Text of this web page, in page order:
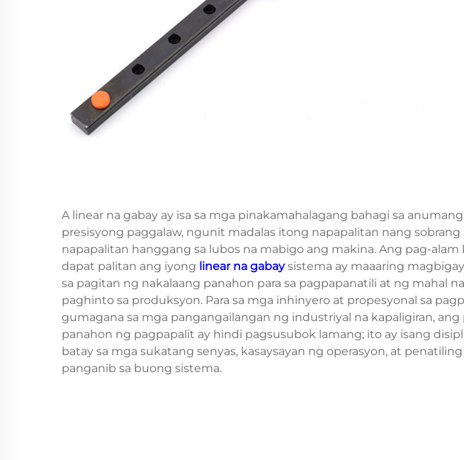
A linear na gabay ay isa sa mga pinakamahalagang bahagi sa
presisyong paggalaw, ngunit madalas itong napapalitan nang
napapalitan hanggang sa lubos na mabigo ang makina. Ang pag-
dapat palitan ang iyong linear na gabaysistema ay maaaring
sa pagitan ng nakalaang panahon para sa pagpapanatili at ng mahal
paghinto sa produksyon. Para sa mga inhinyero at propesyonal sa
gumagana sa mga pangangailangan ng industriyal na kapaligiran,
panahon ng pagpapalit ay hindi pagsusubok lamang; ito ay isang
batay sa mga sukatang senyas, kasaysayan ng operasyon, at
panganib sa buong sistema.